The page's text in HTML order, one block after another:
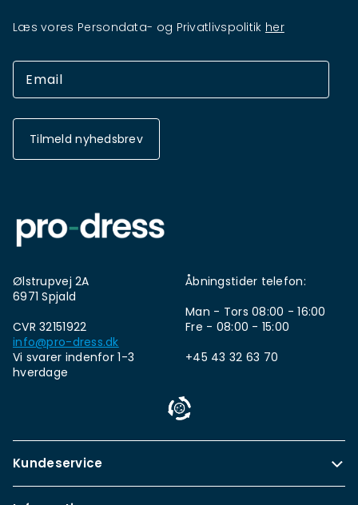
Læs vores Persondata- og Privatlivspolitik her
Tilmeld nyhedsbrev
Ølstrupvej 2A
6971 Spjald
CVR 32151922
info@pro-dress.dk
Vi svarer indenfor 1-3
hverdage
Åbningstider telefon:
Man - Tors 08:00 - 16:00
Fre - 08:00 - 15:00
+45 43 32 63 70
Kundeservice